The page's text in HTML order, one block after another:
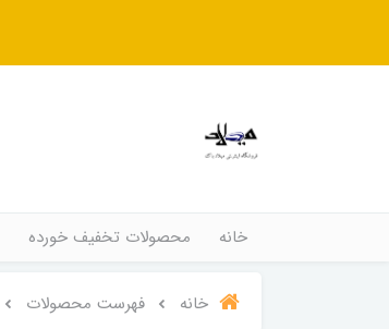
خانه محصولات تخفیف خورده
خانه فهرست محصولات